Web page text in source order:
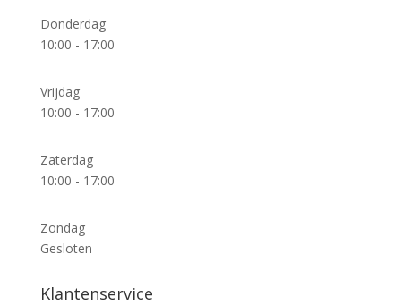
Donderdag
10:00 - 17:00
Vrijdag
10:00 - 17:00
Zaterdag
10:00 - 17:00
Zondag
Gesloten
Klantenservice